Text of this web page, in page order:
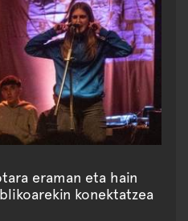
eraman eta hain
konektatzea